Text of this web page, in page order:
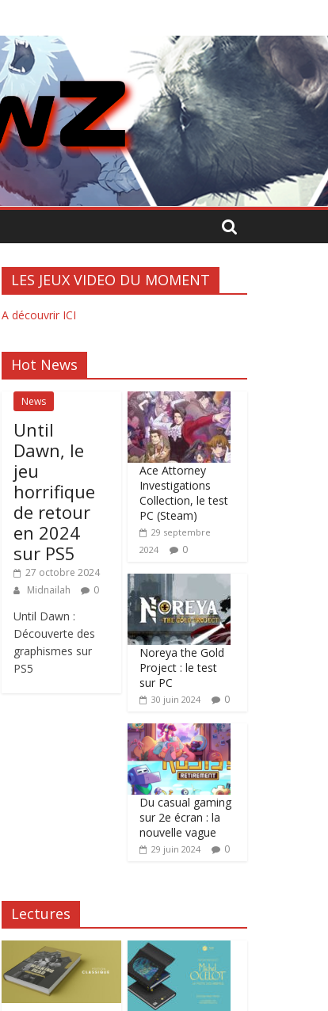
LES JEUX VIDEO DU MOMENT
A découvrir ICI
Hot News
News
Until
Dawn, le
jeu
horrifique
de retour
en 2024
sur PS5
27 octobre 2024
Midnailah
0
Until Dawn :
Découverte des
graphismes sur
PS5
Ace Attorney
Investigations
Collection, le test
PC (Steam)
29 septembre
2024
0
Noreya the Gold
Project : le test
sur PC
30 juin 2024 0
Du casual gaming
sur 2e écran : la
nouvelle vague
29 juin 2024 0
Lectures